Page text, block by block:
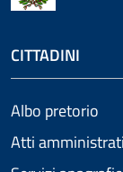
CITTADINI
Albo pretorio
Atti